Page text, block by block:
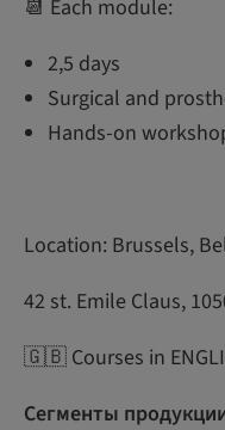
📆 Each module:
2,5 days
Surgical and
Hands-on
Location: Brussels,
42 st. Emile Claus,
🇬🇧 Courses in
Сегменты